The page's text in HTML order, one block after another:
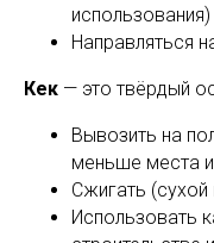
использования)
Направляться
Кек — это твёрдый
Вывозить на
меньше места
Сжигать
Использовать